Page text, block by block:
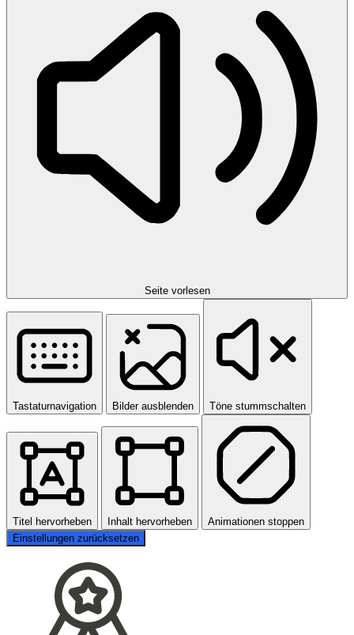
Seite vorlesen
Tastaturnavigation Bilder ausblenden Töne stummschalten
Titel hervorheben Inhalt hervorheben
Animationen stoppen
Einstellungen zurücksetzen